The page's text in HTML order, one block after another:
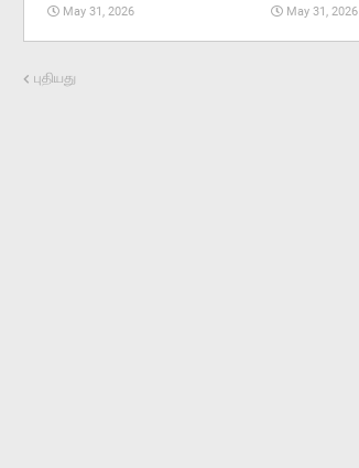
May 31, 2026 May 31, 2026
புதியது